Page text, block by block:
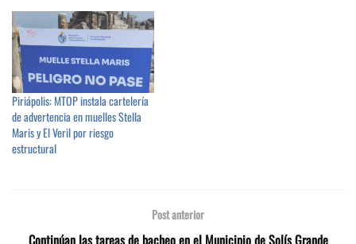
Piriápolis: MTOP instala cartelería
de advertencia en muelles Stella
Maris y El Veril por riesgo
estructural
Post anterior